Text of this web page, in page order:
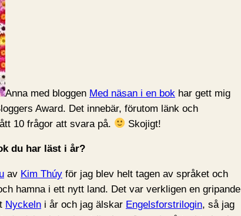
Anna med bloggen Med näsan i en bok har gett mig
Award. Det innebär, förutom länk och
10 frågor att svara på.
Skojigt!
du har läst i år?
av Kim Thúy för jag blev helt tagen av språket och
hamna i ett nytt land. Det var verkligen en gripande
Nyckeln i år och jag älskar Engelsforstrilogin, så jag